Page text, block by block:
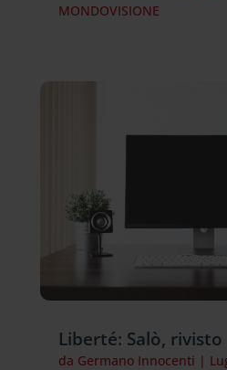
MONDOVISIONE
Liberté: Salò, rivisto
da Germano Innocenti |